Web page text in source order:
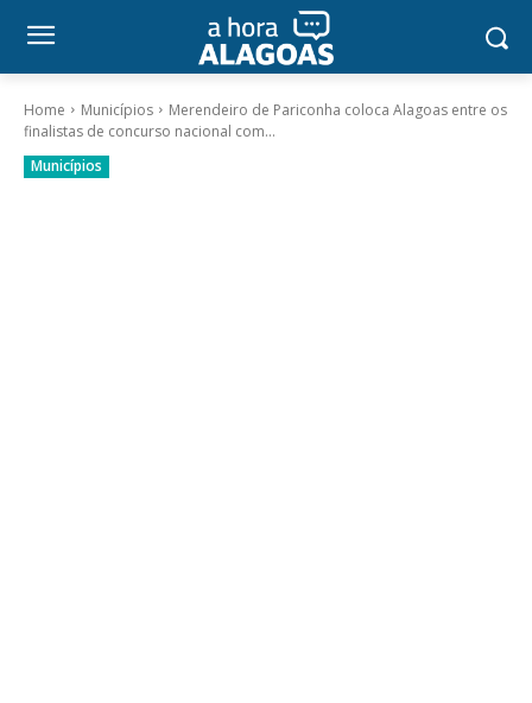
Home Municípios
Merendeiro de Pariconha coloca Alagoas entre os
finalistas de concurso nacional com...
Municípios